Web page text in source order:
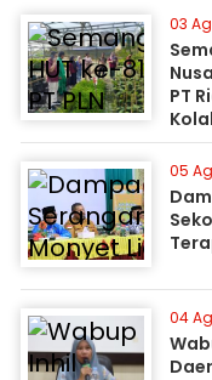
03
PT
05
04